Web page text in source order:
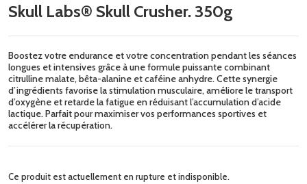
Skull Labs® Skull Crusher. 350g
Boostez votre endurance et votre concentration pendant les séances
longues et intensives grâce à une formule puissante combinant
citrulline malate, bêta-alanine et caféine anhydre. Cette synergie
d’ingrédients favorise la stimulation musculaire, améliore le transport
d’oxygène et retarde la fatigue en réduisant l’accumulation d’acide
lactique. Parfait pour maximiser vos performances sportives et
accélérer la récupération.
Ce produit est actuellement en rupture et indisponible.